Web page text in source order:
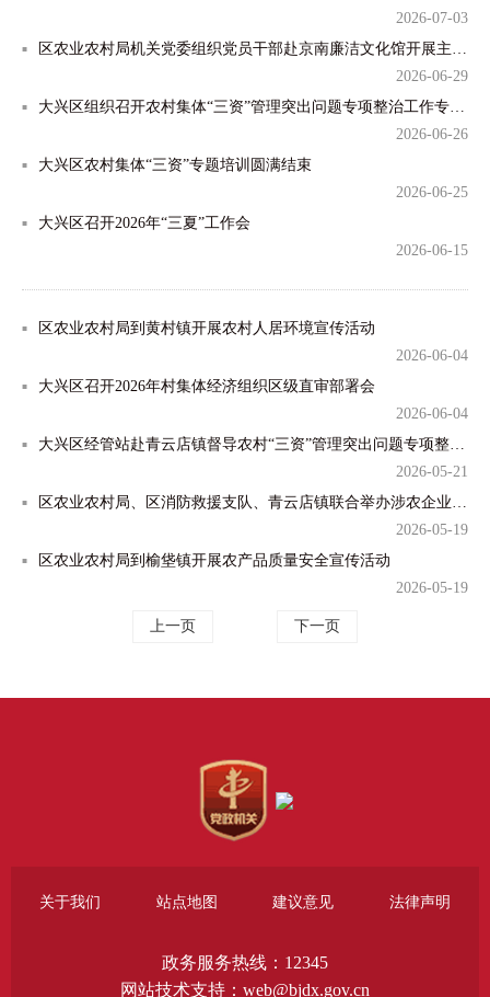
2026-07-03
区农业农村局机关党委组织党员干部赴京南廉洁文化馆开展主题党日活动
2026-06-29
大兴区组织召开农村集体“三资”管理突出问题专项整治工作专题调度会
2026-06-26
大兴区农村集体“三资”专题培训圆满结束
2026-06-25
大兴区召开2026年“三夏”工作会
2026-06-15
区农业农村局到黄村镇开展农村人居环境宣传活动
2026-06-04
大兴区召开2026年村集体经济组织区级直审部署会
2026-06-04
大兴区经管站赴青云店镇督导农村“三资”管理突出问题专项整治工作
2026-05-21
区农业农村局、区消防救援支队、青云店镇联合举办涉农企业安全培训会
2026-05-19
区农业农村局到榆垡镇开展农产品质量安全宣传活动
2026-05-19
上一页 下一页
关于我们 站点地图 建议意见 法律声明
政务服务热线：12345
网站技术支持：web@bjdx.gov.cn